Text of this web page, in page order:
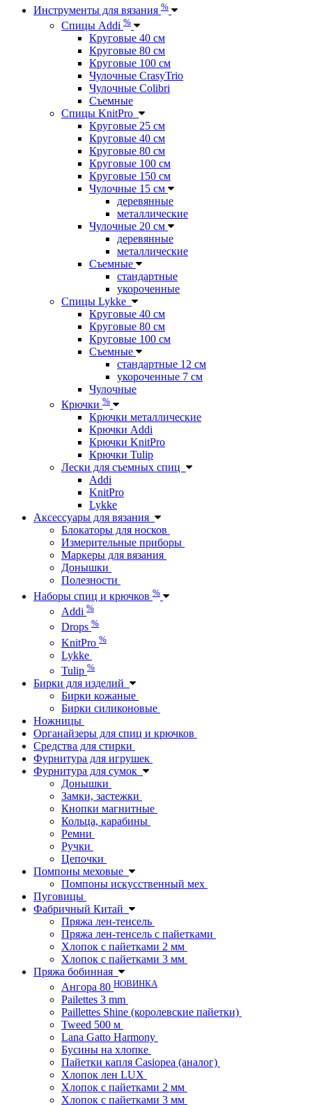
Инструменты для вязания %
Спицы Addi %
Круговые 40 см
Круговые 80 см
Круговые 100 см
Чулочные CrasyTrio
Чулочные Colibri
Съемные
Спицы KnitPro
Круговые 25 см
Круговые 40 см
Круговые 80 см
Круговые 100 см
Круговые 150 см
Чулочные 15 см
деревянные
металлические
Чулочные 20 см
деревянные
металлические
Съемные
стандартные
укороченные
Спицы Lykke
Круговые 40 см
Круговые 80 см
Круговые 100 см
Съемные
стандартные 12 см
укороченные 7 см
Чулочные
Крючки %
Крючки металлические
Крючки Addi
Крючки KnitPro
Крючки Tulip
Лески для съемных спиц
Addi
KnitPro
Lykke
Аксессуары для вязания
Блокаторы для носков
Измерительные приборы
Маркеры для вязания
Донышки
Полезности
Наборы спиц и крючков %
Addi %
Drops %
KnitPro %
Lykke
Tulip %
Бирки для изделий
Бирки кожаные
Бирки силиконовые
Ножницы
Органайзеры для спиц и крючков
Средства для стирки
Фурнитура для игрушек
Фурнитура для сумок
Донышки
Замки, застежки
Кнопки магнитные
Кольца, карабины
Ремни
Ручки
Цепочки
Помпоны меховые
Помпоны искусственный мех
Пуговицы
Фабричный Китай
Пряжа лен-тенсель
Пряжа лен-тенсель с пайетками
Хлопок с пайетками 2 мм
Хлопок с пайетками 3 мм
Пряжа бобинная
Ангора 80 НОВИНКА
Pailettes 3 mm
Paillettes Shine (королевские пайетки)
Tweed 500 м
Lana Gatto Harmony
Бусины на хлопке
Пайетки капля Casiopea (аналог)
Хлопок лен LUX
Хлопок с пайетками 2 мм
Хлопок с пайетками 3 мм